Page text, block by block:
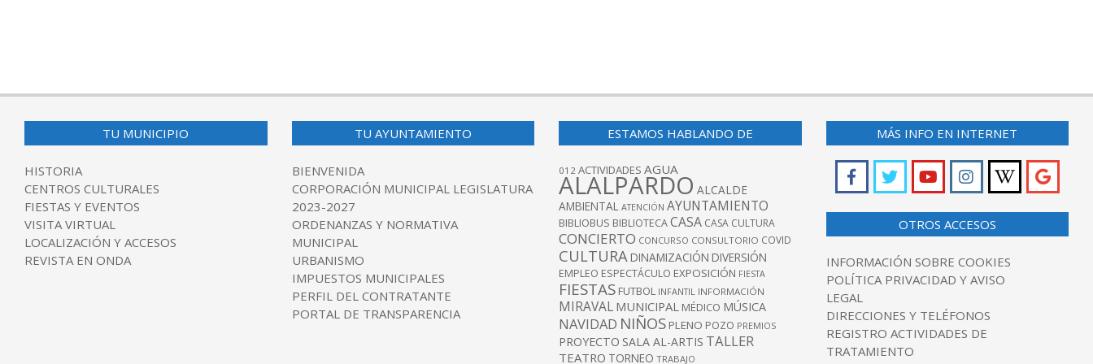
TU MUNICIPIO
HISTORIA
CENTROS CULTURALES
FIESTAS Y EVENTOS
VISITA VIRTUAL
LOCALIZACIÓN Y ACCESOS
REVISTA EN ONDA
TU AYUNTAMIENTO
BIENVENIDA
CORPORACIÓN MUNICIPAL LEGISLATURA
2023-2027
ORDENANZAS Y NORMATIVA
MUNICIPAL
URBANISMO
IMPUESTOS MUNICIPALES
PERFIL DEL CONTRATANTE
PORTAL DE TRANSPARENCIA
ESTAMOS HABLANDO DE
012 ACTIVIDADES AGUA
ALALPARDO ALCALDE
AMBIENTAL ATENCIÓN AYUNTAMIENTO
BIBLIOBUS BIBLIOTECACASA CASA CULTURA
CONCIERTO CONCURSO CONSULTORIO COVID
CULTURA DINAMIZACIÓN DIVERSIÓN
EMPLEO ESPECTÁCULO EXPOSICIÓN FIESTA
FIESTAS FUTBOL INFANTIL INFORMACIÓN
MIRAVAL MUNICIPAL MÉDICO MÚSICA
NAVIDAD NIÑOS PLENO POZO PREMIOS
PROYECTO SALA AL-ARTIS TALLER
TEATRO TORNEO TRABAJO
MÁS INFO EN INTERNET
OTROS ACCESOS
INFORMACIÓN SOBRE COOKIES
POLÍTICA PRIVACIDAD Y AVISO
LEGAL
DIRECCIONES Y TELÉFONOS
REGISTRO ACTIVIDADES DE
TRATAMIENTO